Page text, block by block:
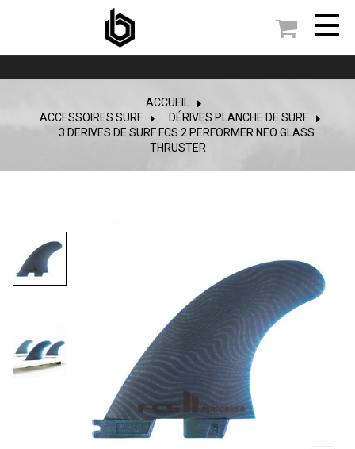
ACCUEIL
ACCESSOIRES SURF
>
DÉRIVES PLANCHE DE SURF
3 DERIVES DE SURF FCS 2 PERFORMER NEO GLASS
THRUSTER
